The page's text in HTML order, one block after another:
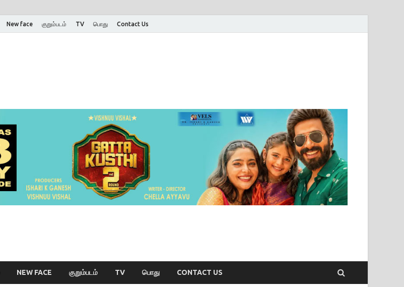
New face குறும்படம் TV பொது Contact Us
NEW FACE குறும்படம் TV பொது CONTACT US